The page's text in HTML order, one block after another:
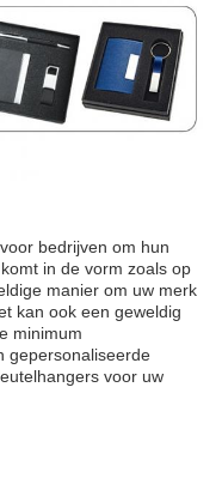
bedrijven om hun
in de vorm zoals op
manier om uw merk
kan ook een geweldig
minimum
gepersonaliseerde
voor uw